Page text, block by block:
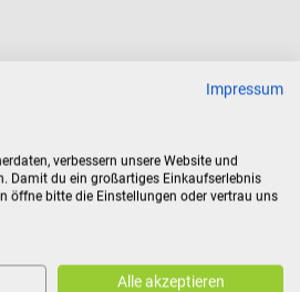
sind in Deutschland nicht möglich.
Impressum
verbessern unsere Website und
Damit du ein großartiges Einkaufserlebnis
öffne bitte die Einstellungen oder vertrau uns
Alle akzeptieren